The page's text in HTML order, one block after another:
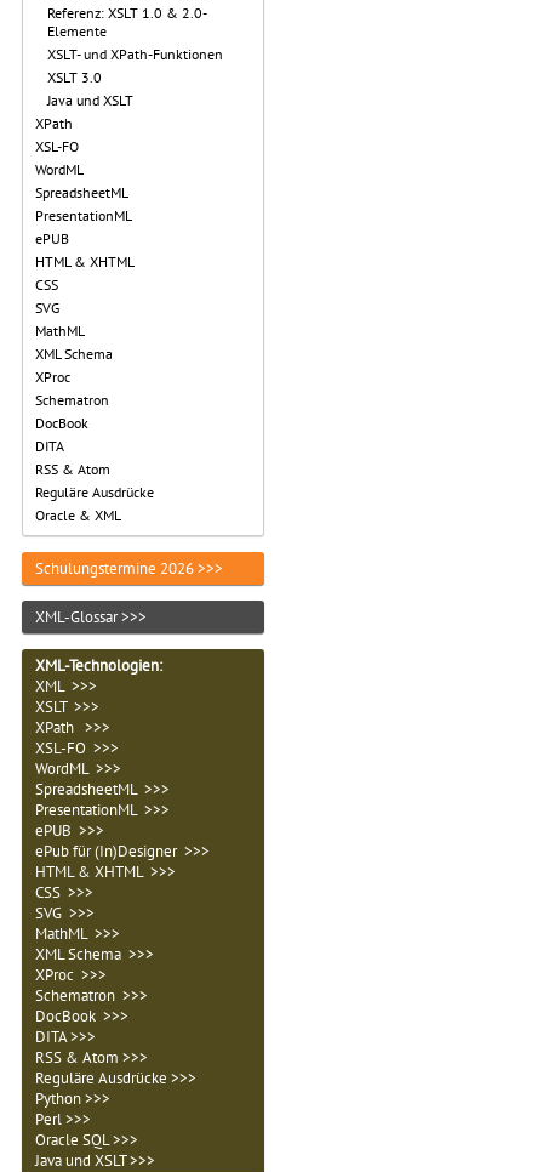
Referenz: XSLT 1.0 & 2.0-
Elemente
XSLT- und XPath-Funktionen
XSLT 3.0
Java und XSLT
XPath
XSL-FO
WordML
SpreadsheetML
PresentationML
ePUB
HTML & XHTML
CSS
SVG
MathML
XML Schema
XProc
Schematron
DocBook
DITA
RSS & Atom
Reguläre Ausdrücke
Oracle & XML
Schulungstermine 2026 >>>
XML-Glossar >>>
XML-Technologien:
XML >>>
XSLT >>>
XPath >>>
XSL-FO >>>
WordML >>>
SpreadsheetML >>>
PresentationML >>>
ePUB >>>
ePub für (In)Designer >>>
HTML & XHTML >>>
CSS >>>
SVG >>>
MathML >>>
XML Schema >>>
XProc >>>
Schematron >>>
DocBook >>>
DITA >>>
RSS & Atom >>>
Reguläre Ausdrücke >>>
Python >>>
Perl >>>
Oracle SQL >>>
Java und XSLT >>>